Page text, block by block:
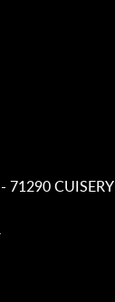
71290 CUISERY